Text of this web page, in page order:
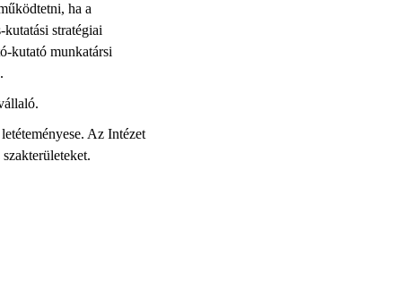
ha a
stratégiai
kutató munkatársi
Az Intézet